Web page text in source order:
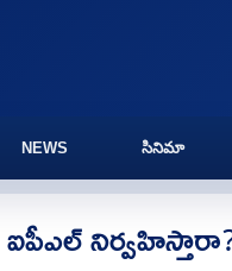
NEWS సినిమా
ఐపీఎల్‌